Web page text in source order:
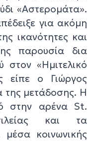
«Αστερομάτα».
για ακόμη
ικανότητες και
παρουσία δια
στον «Ημιτελικό
είπε ο Γιώργος
της μετάδοσης. Η
στην αρένα St.
και τα
κοινωνικής